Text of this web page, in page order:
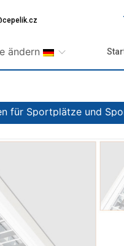
ändern
für Sportplätze und